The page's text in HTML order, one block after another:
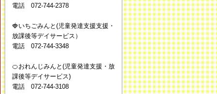
電話 072-744-2378
🍓いちごみんと(児童発達支援支援・
放課後等デイサービス）
電話 072-744-3348
🍊おれんじみんと(児童発達支援・放
課後等デイサービス)
電話 072-744-3108